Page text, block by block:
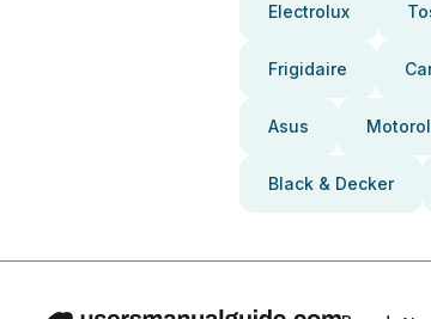
Electrolux
Frigidaire
Asus
Black & Decker